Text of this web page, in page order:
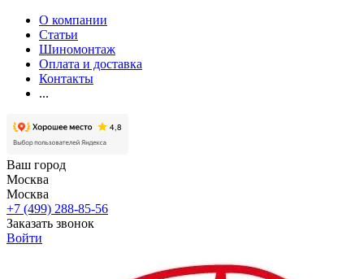
О компании
Статьи
Шиномонтаж
Оплата и доставка
Контакты
...
Ваш город
Москва
Москва
+7 (499) 288-85-56
Заказать звонок
Войти